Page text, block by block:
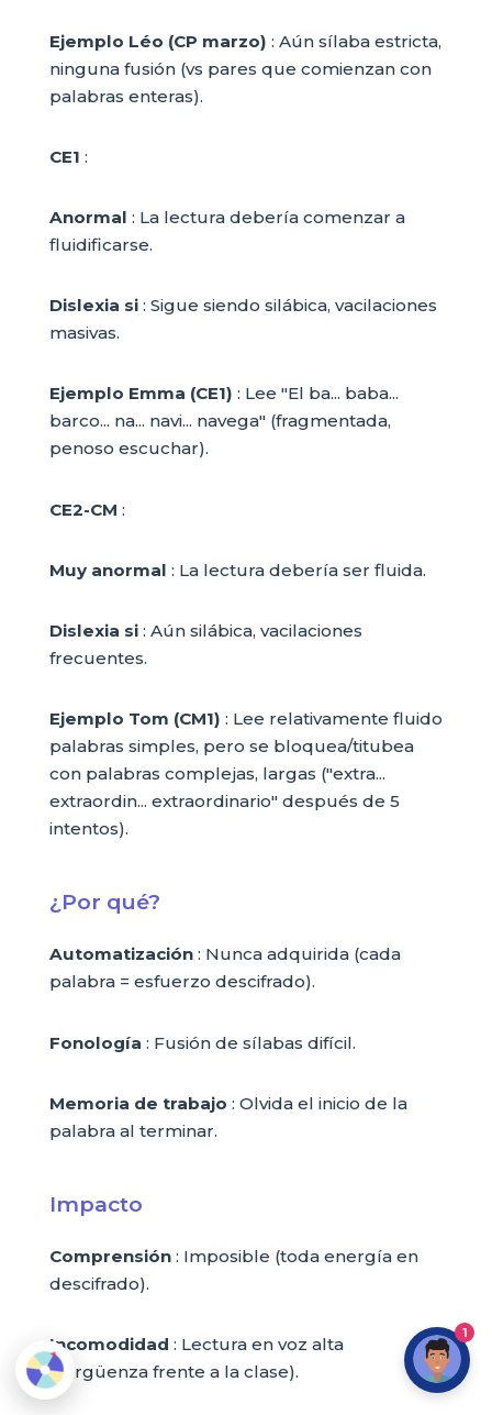
Ejemplo Léo (CP marzo) : Aún sílaba estricta,
ninguna fusión (vs pares que comienzan con
palabras enteras).
CE1 :
Anormal : La lectura debería comenzar a
fluidificarse.
Dislexia si: Sigue siendo silábica, vacilaciones
masivas.
Ejemplo Emma (CE1) : Lee "El ba... baba...
barco... na... navi... navega" (fragmentada,
penoso escuchar).
CE2-CM :
Muy anormal : La lectura debería ser fluida.
Dislexia si: Aún silábica, vacilaciones
frecuentes.
Ejemplo Tom (CM1) : Lee relativamente fluido
palabras simples, pero se bloquea/titubea
con palabras complejas, largas ("extra...
extraordin... extraordinario" después de 5
intentos).
¿Por qué?
Automatización: Nunca adquirida (cada
palabra = esfuerzo descifrado).
Fonología : Fusión de sílabas difícil.
Memoria de trabajo : Olvida el inicio de la
palabra al terminar.
Impacto
Comprensión: Imposible (toda energía en
descifrado).
Incomodidad : Lectura en voz alta
(vergüenza frente a la clase).
1